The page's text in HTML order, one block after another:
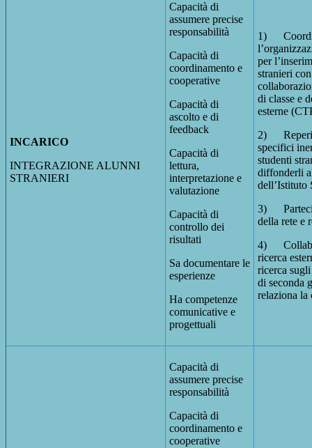
INCARICO
INTEGRAZIONE ALUNNI
STRANIERI
Capacità di
assumere precise
responsabilità
Capacità di
coordinamento e
cooperative
Capacità di
ascolto e di
feedback
Capacità di
lettura,
interpretazione e
valutazione
Capacità di
controllo dei
risultati
Sa documentare le
esperienze
Ha competenze
comunicative e
progettuali
1)
per
stranieri
di classe e
esterne
2)
specifici
studenti
diffonderli
dell’Istituto
3)
della rete e
4)
ricerca
ricerca
di seconda
relaziona la
Capacità di
assumere precise
responsabilità
Capacità di
coordinamento e
cooperative